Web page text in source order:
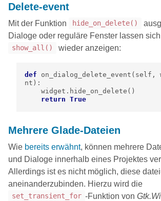
Delete-event
Mit der Funktion hide_on_delete()
Dialoge oder reguläre Fenster lassen
show_all() wieder anzeigen:
def on_dialog_delete_event ( self ,
nt ):
widget . hide_on_delete ()
return True
Mehrere Glade-Dateien
Wie bereits erwähnt, können mehrere
und Dialoge innerhalb eines Projektes
Allerdings ist es nicht möglich, diese
aneinanderzubinden. Hierzu wird die
set_transient_for -Funktion von